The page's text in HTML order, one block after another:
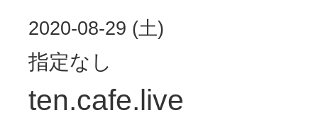
2020-08-29 (土)
指定なし
ten.cafe.live